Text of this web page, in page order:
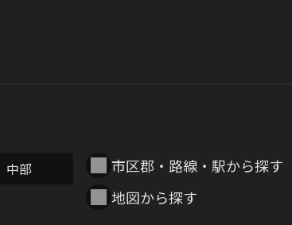
中部
市区郡・路線・駅から探す
地図から探す